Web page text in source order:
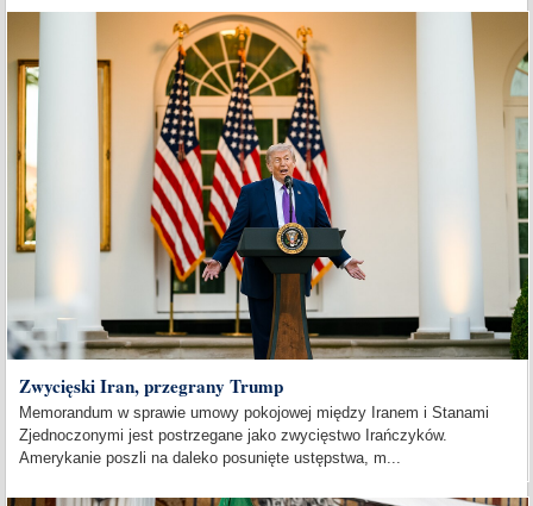
Zwycięski Iran, przegrany Trump
Memorandum w sprawie umowy pokojowej między Iranem i Stanami
Zjednoczonymi jest postrzegane jako zwycięstwo Irańczyków.
Amerykanie poszli na daleko posunięte ustępstwa, m...